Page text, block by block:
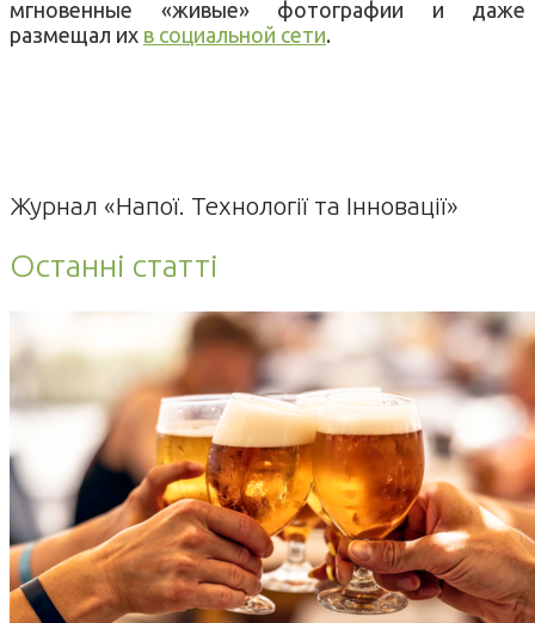
мгновенные «живые» фотографии и даже
размещал их в социальной сети.
Журнал «Напої. Технології та Інновації»
Останні статті